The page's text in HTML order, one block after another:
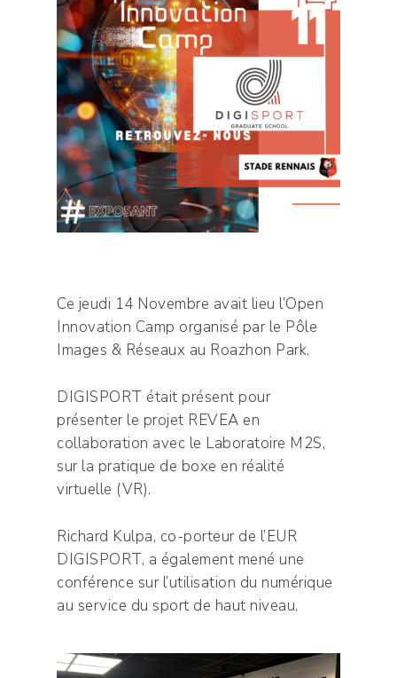
Ce jeudi 14 Novembre avait lieu l’Open
Innovation Camp organisé par le Pôle
Images & Réseaux au Roazhon Park.
DIGISPORT était présent pour
présenter le projet REVEA en
collaboration avec le Laboratoire M2S,
sur la pratique de boxe en réalité
virtuelle (VR).
Richard Kulpa, co-porteur de l’EUR
DIGISPORT, a également mené une
conférence sur l’utilisation du numérique
au service du sport de haut niveau.